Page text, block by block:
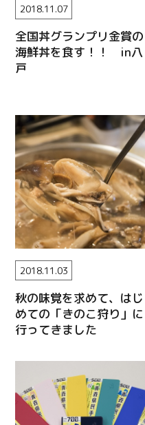
全国丼グランプリ金賞の
海鮮丼を食す！！ in八
戸
2018.11.07
秋の味覚を求めて、はじ
めての「きのこ狩り」に
行ってきました
2018.11.03